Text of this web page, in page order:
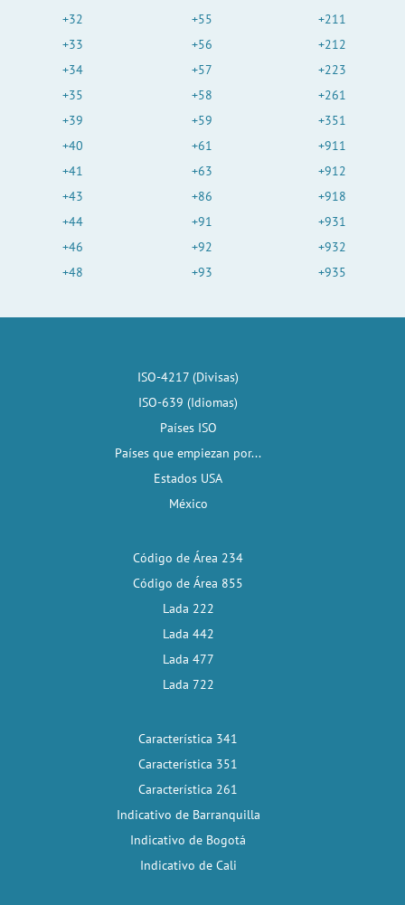
+32
+33
+34
+35
+39
+40
+41
+43
+44
+46
+48
+55
+56
+57
+58
+59
+61
+63
+86
+91
+92
+93
+211
+212
+223
+261
+351
+911
+912
+918
+931
+932
+935
ISO-4217 (Divisas)
ISO-639 (Idiomas)
Países ISO
Países que empiezan por...
Estados USA
México
Código de Área 234
Código de Área 855
Lada 222
Lada 442
Lada 477
Lada 722
Característica 341
Característica 351
Característica 261
Indicativo de Barranquilla
Indicativo de Bogotá
Indicativo de Cali